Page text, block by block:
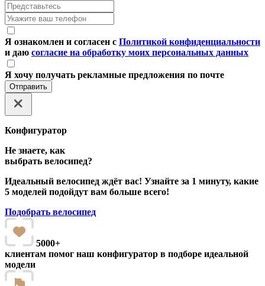
Я ознакомлен и согласен с Политикой конфиденциальности
и даю согласие на обработку моих персональных данных
Я хочу получать рекламные предложения по почте
Отправить
Конфигуратор
Не знаете, как
выбрать велосипед?
Идеальный велосипед ждёт вас! Узнайте за 1 минуту, какие
5 моделей подойдут вам больше всего!
Подобрать велосипед
5000+
клиентам помог наш конфигуратор в подборе идеальной
модели